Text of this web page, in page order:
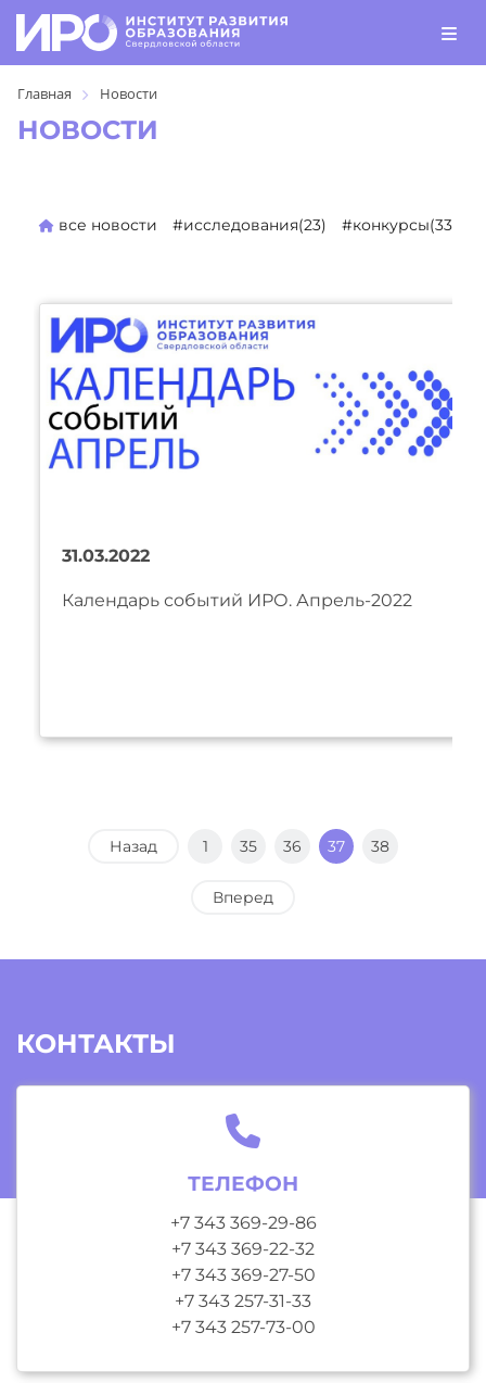
Главная Новости
НОВОСТИ
все новости #исследования(23) #конкурсы(330)
31.03.2022
Календарь событий ИРО. Апрель-2022
Назад 1 35 36 37 38
Вперед
КОНТАКТЫ
ТЕЛЕФОН
+7 343 369-29-86
+7 343 369-22-32
+7 343 369-27-50
+7 343 257-31-33
+7 343 257-73-00